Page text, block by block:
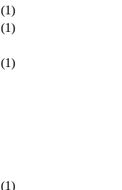
(1)
(1)
(1)
(1)